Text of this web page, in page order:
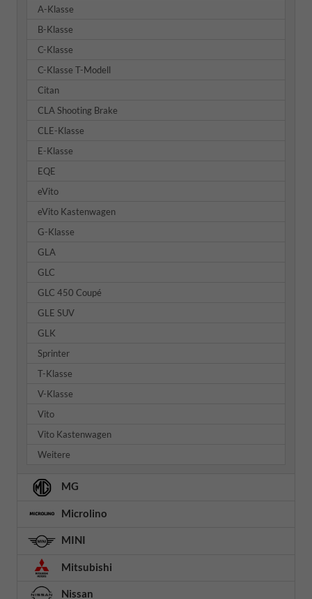
A-Klasse
B-Klasse
C-Klasse
C-Klasse T-Modell
Citan
CLA Shooting Brake
CLE-Klasse
E-Klasse
EQE
eVito
eVito Kastenwagen
G-Klasse
GLA
GLC
GLC 450 Coupé
GLE SUV
GLK
Sprinter
T-Klasse
V-Klasse
Vito
Vito Kastenwagen
Weitere
MG
Microlino
MINI
Mitsubishi
Nissan